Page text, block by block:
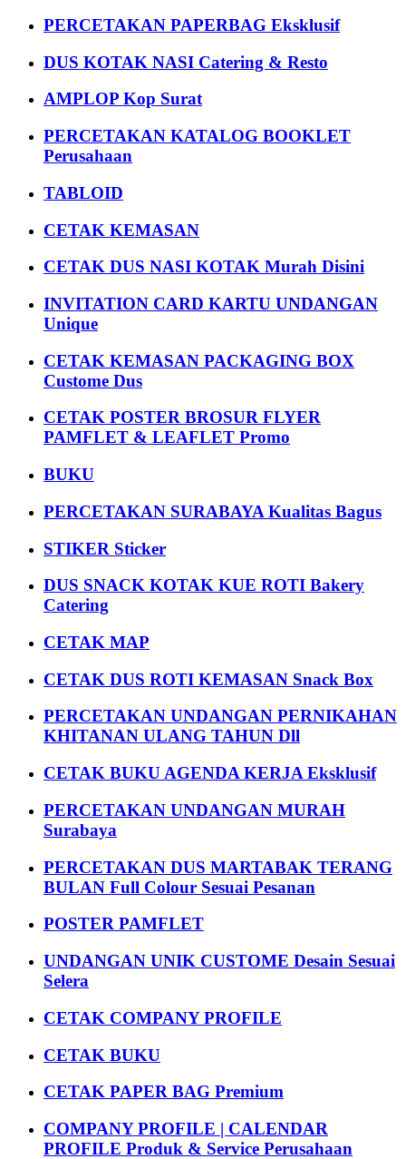
PERCETAKAN PAPERBAG Eksklusif
DUS KOTAK NASI Catering & Resto
AMPLOP Kop Surat
PERCETAKAN KATALOG BOOKLET
Perusahaan
TABLOID
CETAK KEMASAN
CETAK DUS NASI KOTAK Murah Disini
INVITATION CARD KARTU UNDANGAN
Unique
CETAK KEMASAN PACKAGING BOX
Custome Dus
CETAK POSTER BROSUR FLYER
PAMFLET & LEAFLET Promo
BUKU
PERCETAKAN SURABAYA Kualitas Bagus
STIKER Sticker
DUS SNACK KOTAK KUE ROTI Bakery
Catering
CETAK MAP
CETAK DUS ROTI KEMASAN Snack Box
PERCETAKAN UNDANGAN PERNIKAHAN
KHITANAN ULANG TAHUN Dll
CETAK BUKU AGENDA KERJA Eksklusif
PERCETAKAN UNDANGAN MURAH
Surabaya
PERCETAKAN DUS MARTABAK TERANG
BULAN Full Colour Sesuai Pesanan
POSTER PAMFLET
UNDANGAN UNIK CUSTOME Desain Sesuai
Selera
CETAK COMPANY PROFILE
CETAK BUKU
CETAK PAPER BAG Premium
COMPANY PROFILE | CALENDAR
PROFILE Produk & Service Perusahaan